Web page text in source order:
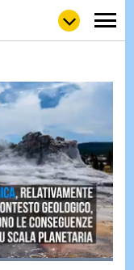
LOL
WOW
POP
STORIE
VIDEO
& TV